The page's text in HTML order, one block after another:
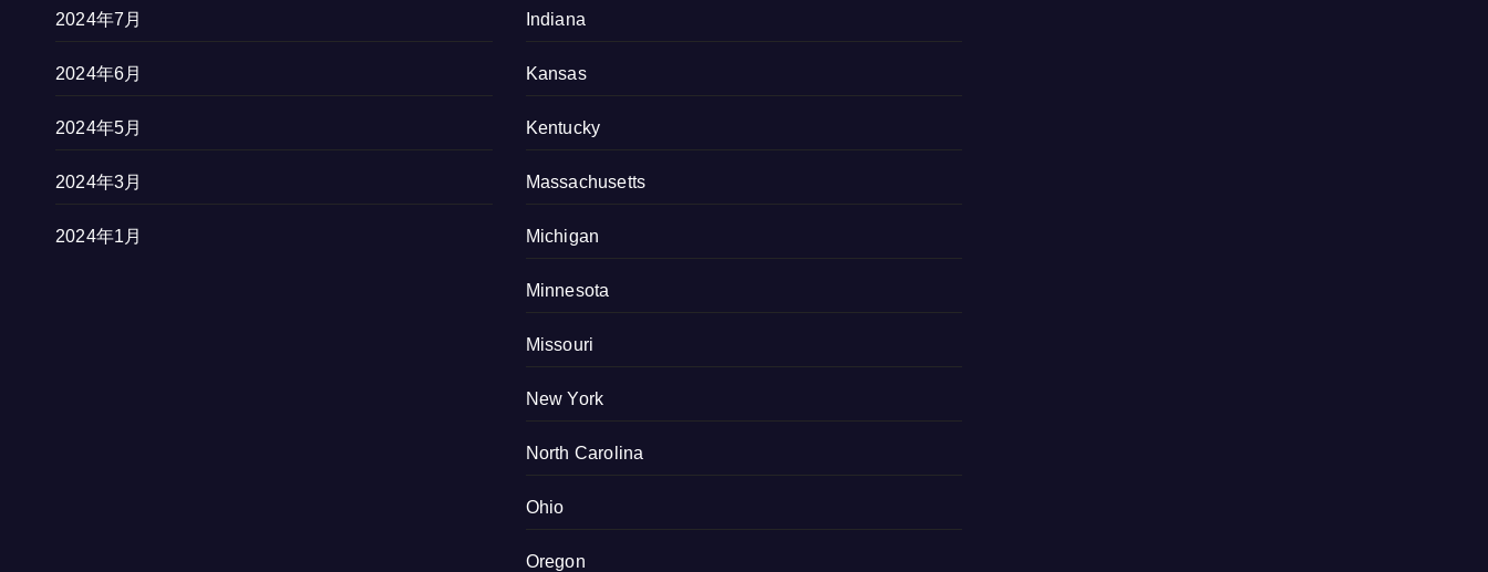
2024年7月
2024年6月
2024年5月
2024年3月
2024年1月
Indiana
Kansas
Kentucky
Massachusetts
Michigan
Minnesota
Missouri
New York
North Carolina
Ohio
Oregon